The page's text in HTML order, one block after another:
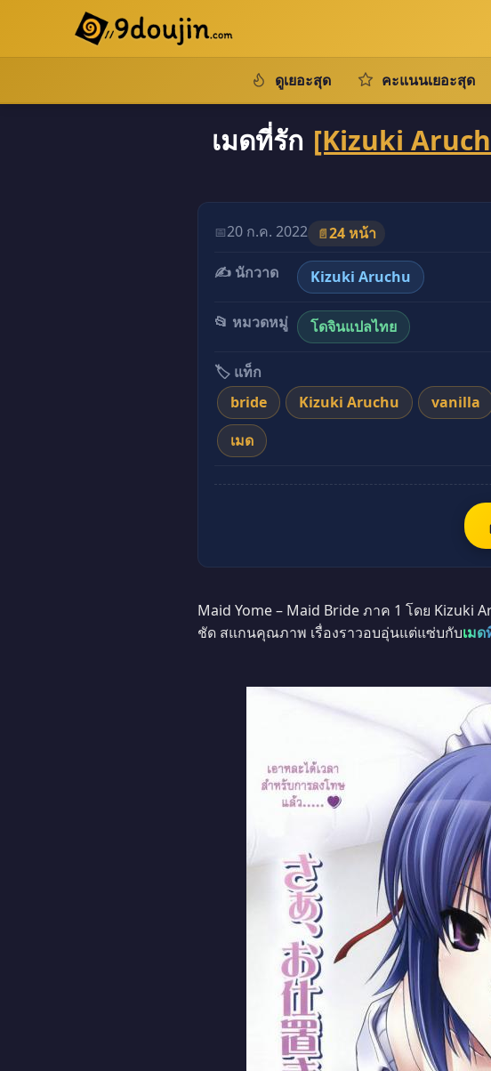
ดูเยอะสุด คะแนนเยอะสุด
เมดที่รัก [Kizuki
อ่านโดจินภาพสี เมดที่รัก [Kizuki
📅20 ก.ค. 2022 📄24 หน้า
✍️ นักวาด
Kizuki Aruchu
📂 หมวดหมู่ โดจินแปลไทย
🏷️ แท็ก
bride
Kizuki Aruchu vanilla
เมด
Maid Yome – Maid Bride ภาค 1 โดย Kizuki
ชัด สแกนคุณภาพ เรื่องราวอบอุ่นแต่แซ่บกับเม